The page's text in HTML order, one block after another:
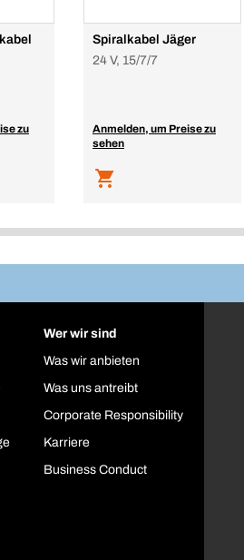
zu
Spiralkabel Jäger
24 V, 15/7/7
Anmelden, um Preise zu
sehen
Wer wir sind
Was wir anbieten
Was uns antreibt
Corporate Responsibility
Karriere
Business Conduct